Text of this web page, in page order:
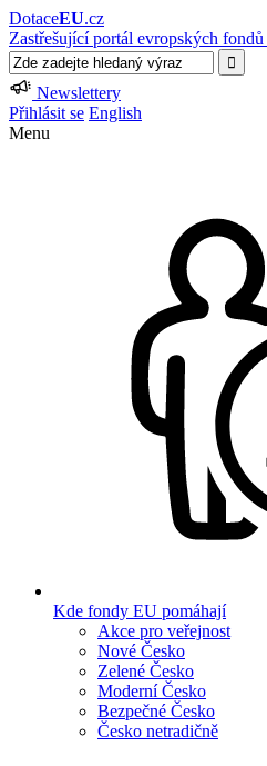
DotaceEU.cz
Zastřešující portál evropských
Newslettery
Přihlásit se English
Menu
Kde fondy EU pomáhají
Akce pro veřejnost
Nové Česko
Zelené Česko
Moderní Česko
Bezpečné Česko
Česko netradičně